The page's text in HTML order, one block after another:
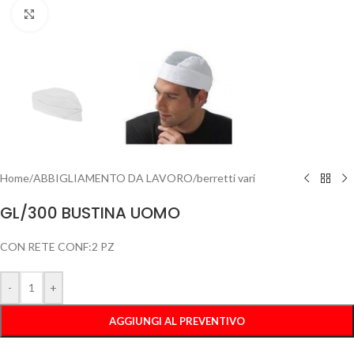
Home/ABBIGLIAMENTO DA LAVORO/berretti vari
GL/300 BUSTINA UOMO
CON RETE CONF:2 PZ
- +
AGGIUNGI AL PREVENTIVO